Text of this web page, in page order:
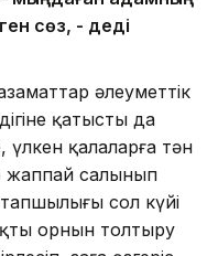
сөз, - деді
әлеуметтік
қатысты да
үлкен қалаларға тән
жаппай салынып
сол күйі
орнын толтыру